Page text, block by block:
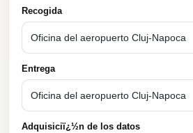
Recogida
Entrega
Adquisiciï¿½n de los datos